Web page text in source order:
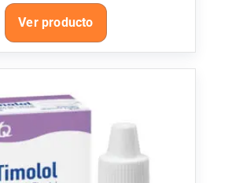
Ver producto